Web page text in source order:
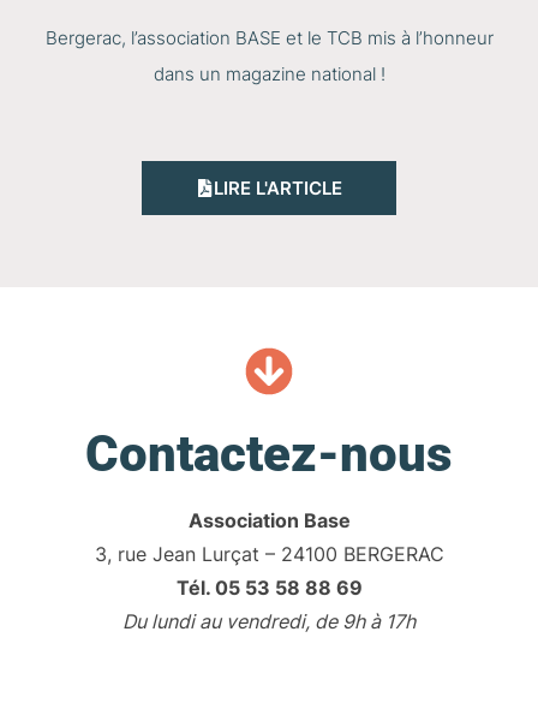
Bergerac, l’association BASE et le TCB mis à l’honneur
dans un magazine national !
LIRE L'ARTICLE
Contactez-nous
Association Base
3, rue Jean Lurçat – 24100 BERGERAC
Tél. 05 53 58 88 69
Du lundi au vendredi, de 9h à 17h